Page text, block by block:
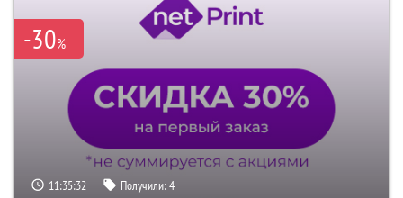
-30%
11:35:31 Получили:4